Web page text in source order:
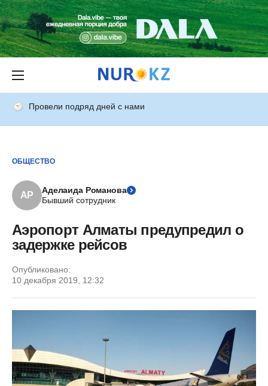
Провели подряд дней с нами
ОБЩЕСТВО
АР
Аделаида Романова
Бывший сотрудник
Аэропорт Алматы предупредил о
задержке рейсов
Опубликовано:
10 декабря 2019, 12:32